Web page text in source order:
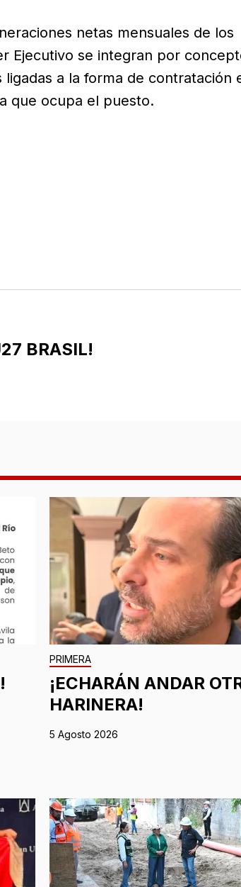
netas mensuales de los
Ejecutivo se integran por
a la forma de contratación
que ocupa el puesto.
BRASIL!
PRIMERA
¡ECHARÁN ANDAR
HARINERA!
5 Agosto 2026